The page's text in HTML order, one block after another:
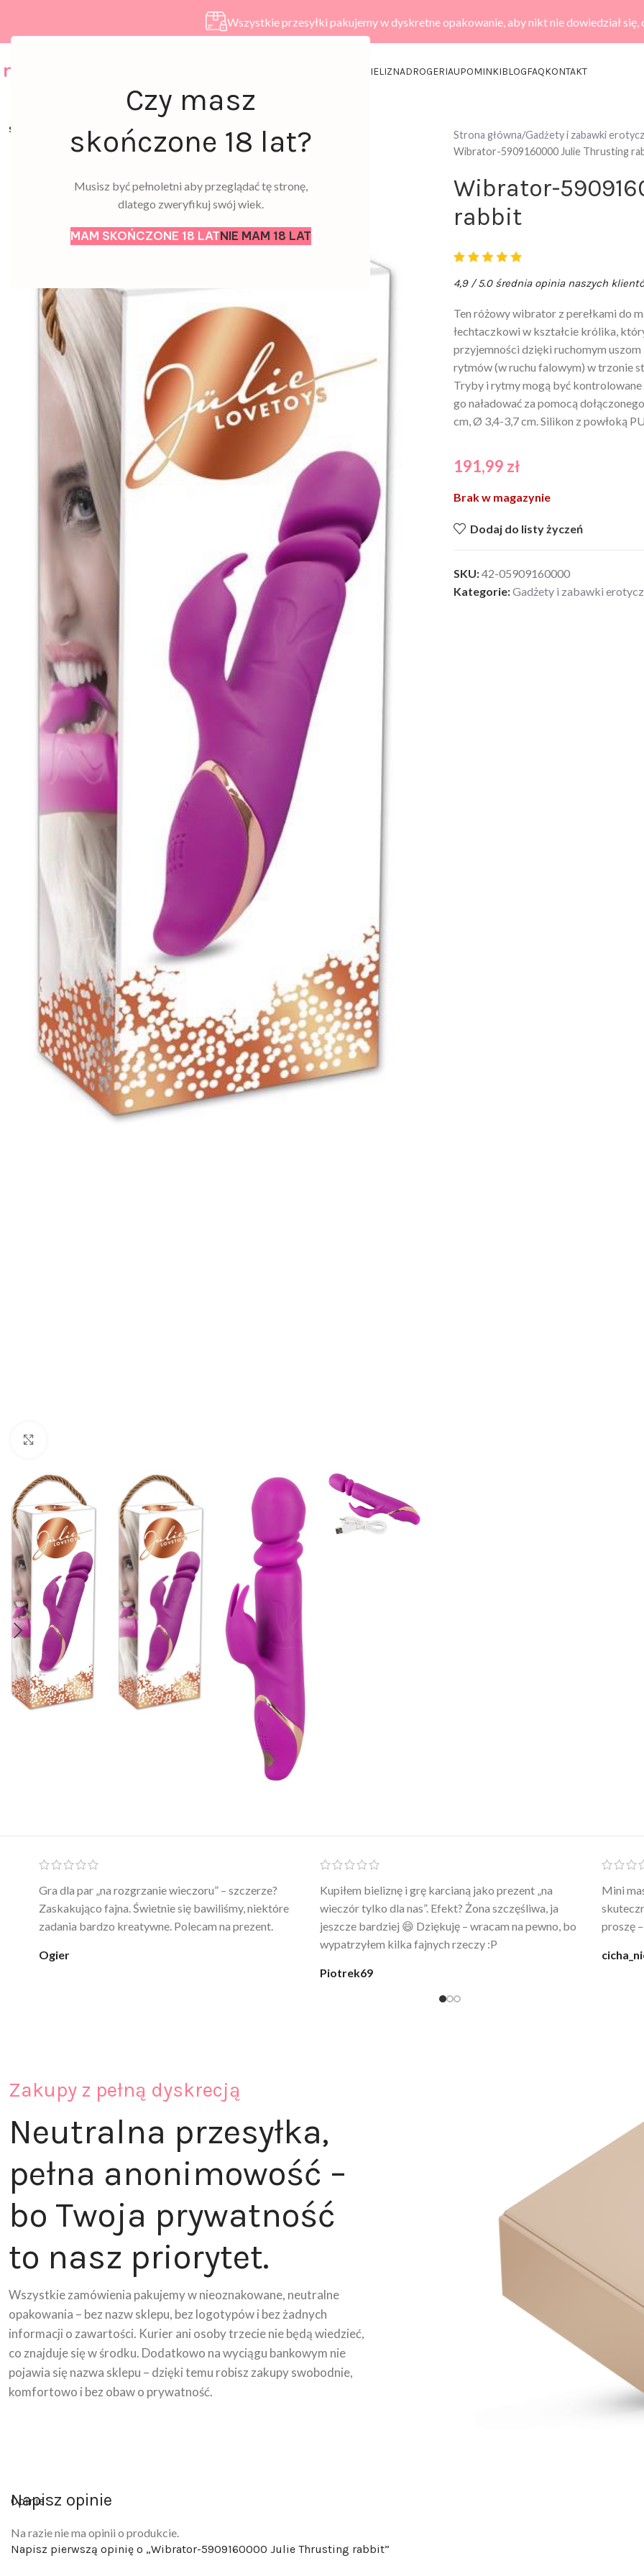
Czy masz
skończone 18 lat?
Musisz być pełnoletni aby przeglądać tę stronę,
dlatego zweryfikuj swój wiek.
MAM SKOŃCZONE 18 LATNIE MAM 18 LAT
Wszystkie przesyłki pakujemy w dyskretne opakowanie, aby nikt nie dowiedział się,
BIELIZNADROGERIAUPOMINKIBLOGFAQKONTAKT
SOLD
Strona główna Gadżety i zabawki
Wibrator-5909160000 Julie Thrusting
Wibrator-
rabbit
4,9 / 5.0 średnia opinia naszych
Ten różowy wibrator z perełkami do
łechtaczkowi w kształcie królika,
przyjemności dzięki ruchomym
rytmów (w ruchu falowym) w trzonie
Tryby i rytmy mogą być kontrolowane
go naładować za pomocą
cm, Ø 3,4-3,7 cm. Silikon z powłoką
191,99 zł
Brak w magazynie
Dodaj do listy życzeń
SKU:42-05909160000
Kategorie:Gadżety i zabawki
Ten żel intymny to był strzał w 10 – nie tylko
poprawia komfort, ale też daje przyjemne uczucie
ciepła. Nie uczula, bez zapachu. Kupuję już 3 raz i na
Po prostu WOW! Szlafrok to sztos – lekki, chłodny, a
wygląda jak z luksusowego butiku. Noszę
codziennie po kąpieli z mężem.
@karolina_dream
świetny
Zakupy z pełną dyskrecją
Neutralna przesyłka,
pełna anonimowość –
bo Twoja prywatność
to nasz priorytet.
Wszystkie zamówienia pakujemy w nieoznakowane, neutralne
opakowania – bez nazw sklepu, bez logotypów i bez żadnych
informacji o zawartości. Kurier ani osoby trzecie nie będą wiedzieć,
co znajduje się w środku. Dodatkowo na wyciągu bankowym nie
pojawia się nazwa sklepu – dzięki temu robisz zakupy swobodnie,
komfortowo i bez obaw o prywatność.
Napisz opinie
Opinie
Na razie nie ma opinii o produkcie.
Napisz pierwszą opinię o „Wibrator-5909160000 Julie Thrusting rabbit”